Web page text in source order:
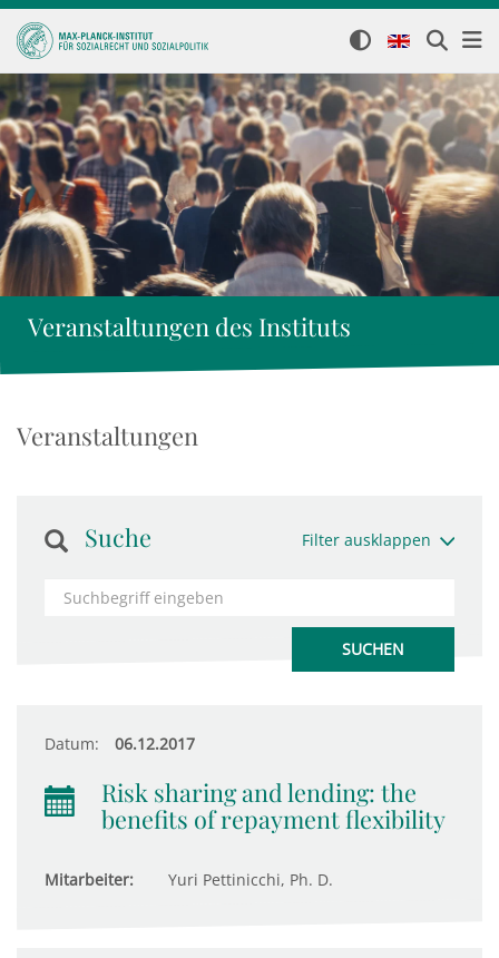
Veranstaltungen des Instituts
Veranstaltungen
Suche Filter ausklappen
Datum: 06.12.2017
Risk sharing and lending: the
benefits of repayment flexibility
Mitarbeiter: Yuri Pettinicchi, Ph. D.